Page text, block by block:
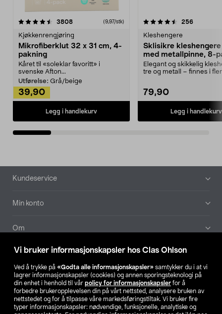
Vi bruker informasjonskapsler hos Clas Ohlson
Ved å trykke på «Godta alle informasjonskapsler» samtykker du i at vi
lagrer informasjonskapsler (cookies) og annen sporingsteknologi på
din enhet i henhold til vår policy for informasjonskapsler for å
forbedre brukeropplevelsen din på vårt nettsted, analysere bruken av
nettstedet og for å tilpasse våre markedsføringstiltak. Vi bruker fire
typer informasjonskapsler: nødvendige, funksjonelle, analytiske og
3808anmeldelser(9,97/stk)
Kjøkkenrengjøring
Mikrofiberklut 32 x 31 cm, 4-
pakning
Kåret til «soleklar favoritt» i
svenske Afton...
Utførelse: Grå/beige
39,90
Legg i handlekurv
4.5av 5 stjerner 256
Kleshengere
Sklisikre
med metallpinne, 8-
Elegant og skikkelig
tre og metall – finnes i
79,90
Legg i handlekurv
4.5av 5 stjerner
Bunntekst
Kundeservice
Min konto
Om
Aktuelt
Våre selskaper
Finn din butikk